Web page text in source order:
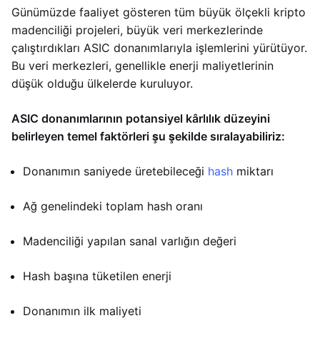
Günümüzde faaliyet gösteren tüm büyük ölçekli kripto
madenciliği projeleri, büyük veri merkezlerinde
çalıştırdıkları ASIC donanımlarıyla işlemlerini yürütüyor.
Bu veri merkezleri, genellikle enerji maliyetlerinin
düşük olduğu ülkelerde kuruluyor.
ASIC donanımlarının potansiyel kârlılık düzeyini
belirleyen temel faktörleri şu şekilde sıralayabiliriz:
Donanımın saniyede üretebileceği hash miktarı
Ağ genelindeki toplam hash oranı
Madenciliği yapılan sanal varlığın değeri
Hash başına tüketilen enerji
Donanımın ilk maliyeti